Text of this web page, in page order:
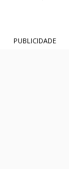
PUBLICIDADE